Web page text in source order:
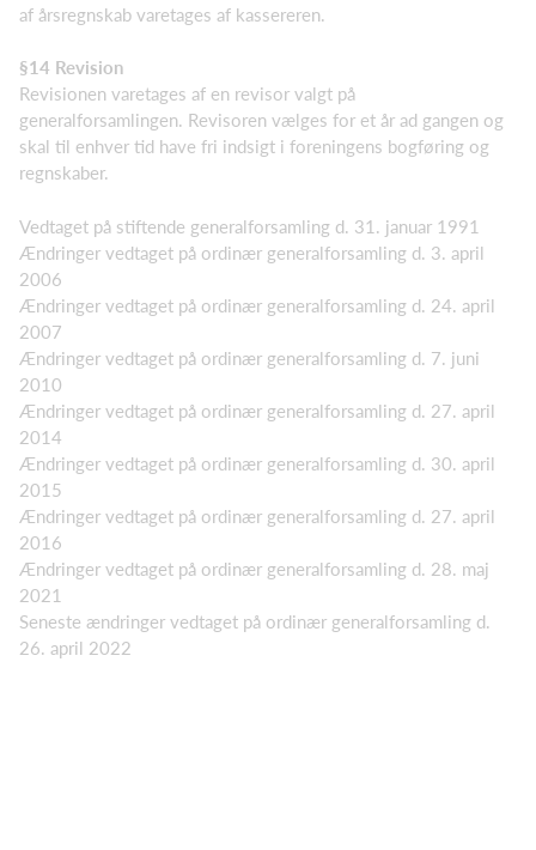
af årsregnskab varetages af kassereren.
§14 Revision
Revisionen varetages af en revisor valgt på
generalforsamlingen. Revisoren vælges for et år ad gangen og
skal til enhver tid have fri indsigt i foreningens bogføring og
regnskaber.
Vedtaget på stiftende generalforsamling d. 31. januar 1991
Ændringer vedtaget på ordinær generalforsamling d. 3. april
2006
Ændringer vedtaget på ordinær generalforsamling d. 24. april
2007
Ændringer vedtaget på ordinær generalforsamling d. 7. juni
2010
Ændringer vedtaget på ordinær generalforsamling d. 27. april
2014
Ændringer vedtaget på ordinær generalforsamling d. 30. april
2015
Ændringer vedtaget på ordinær generalforsamling d. 27. april
2016
Ændringer vedtaget på ordinær generalforsamling d. 28. maj
2021
Seneste ændringer vedtaget på ordinær generalforsamling d.
26. april 2022